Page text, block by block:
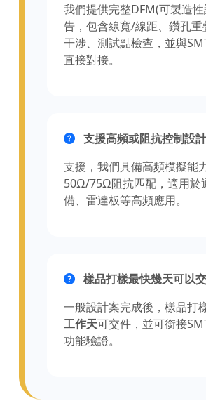
我們提供完整DFM(可製造性
告，包含線寬/線距、鑽孔重
干涉、測試點檢查，並與
直接對接。
支援高頻或阻抗控制設
支援，我們具備高頻模擬能
50Ω/75Ω阻抗匹配，適用於
備、雷達板等高頻應用。
樣品打樣最快幾天可以
一般設計案完成後，樣品打
工作天可交件，並可銜接
功能驗證。